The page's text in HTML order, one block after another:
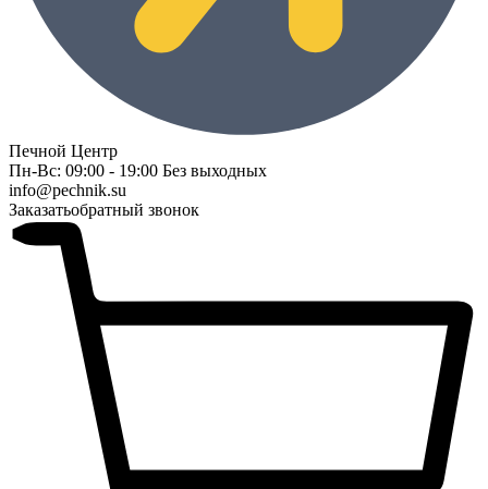
Печной Центр
Пн-Вс: 09:00 - 19:00 Без выходных
info@pechnik.su
Заказатьобратный звонок